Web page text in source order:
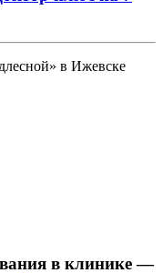
в Ижевске
в клинике —